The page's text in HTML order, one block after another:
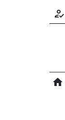
how_to_reg
home